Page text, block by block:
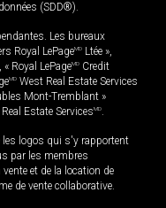
(SDD®).
Les bureaux
Royal LePageMD Ltée »,
« Royal LePageMD Credit
MD West Real Estate Services
Mont-Tremblant »
Estate ServicesMD.
logos qui s'y rapportent
par les membres
et de la location de
de vente collaborative.